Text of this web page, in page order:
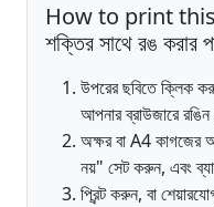
How to print this
শক্তির সাথে রঙ
উপরের ছবিতে ক্লিক
আপনার ব্রাউজারে রঙিন
অক্ষর বা A4 কাগজের
নয়" সেট করুন, এবং
প্রিন্ট করুন, বা